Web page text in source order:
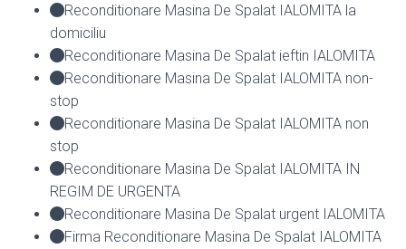
Reconditionare Masina De Spalat IALOMITA la
domiciliu
Reconditionare Masina De Spalat ieftin IALOMITA
Reconditionare Masina De Spalat IALOMITA non-
stop
Reconditionare Masina De Spalat IALOMITA non
stop
Reconditionare Masina De Spalat IALOMITA IN
REGIM DE URGENTA
Reconditionare Masina De Spalat urgent IALOMITA
Firma Reconditionare Masina De Spalat IALOMITA